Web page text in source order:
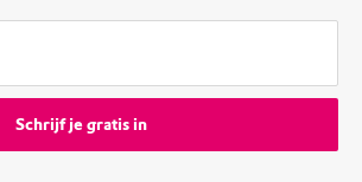
Schrijf je gratis in